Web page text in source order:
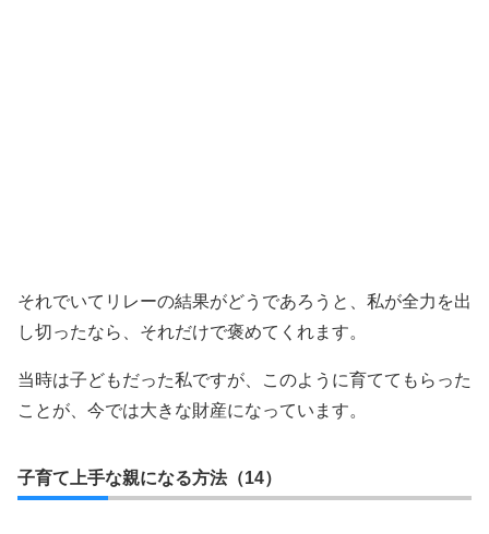
それでいてリレーの結果がどうであろうと、私が全力を出
し切ったなら、それだけで褒めてくれます。
当時は子どもだった私ですが、このように育ててもらった
ことが、今では大きな財産になっています。
子育て上手な親になる方法（14）